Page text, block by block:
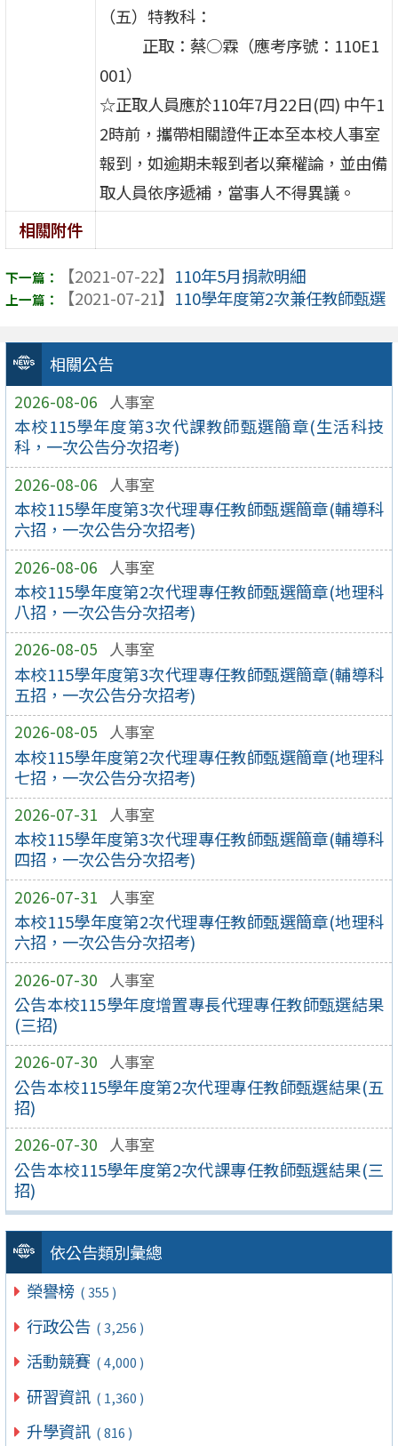
相關公告
2026-08-06 人事室
本校115學年度第3次代課教師甄選簡章(生活科技
科，一次公告分次招考)
2026-08-06 人事室
本校115學年度第3次代理專任教師甄選簡章(輔導科
六招，一次公告分次招考)
2026-08-06 人事室
本校115學年度第2次代理專任教師甄選簡章(地理科
八招，一次公告分次招考)
2026-08-05 人事室
本校115學年度第3次代理專任教師甄選簡章(輔導科
五招，一次公告分次招考)
2026-08-05 人事室
本校115學年度第2次代理專任教師甄選簡章(地理科
七招，一次公告分次招考)
2026-07-31 人事室
本校115學年度第3次代理專任教師甄選簡章(輔導科
四招，一次公告分次招考)
2026-07-31 人事室
本校115學年度第2次代理專任教師甄選簡章(地理科
六招，一次公告分次招考)
2026-07-30 人事室
公告本校115學年度增置專長代理專任教師甄選結果
(三招)
2026-07-30 人事室
公告本校115學年度第2次代理專任教師甄選結果(五
招)
2026-07-30 人事室
公告本校115學年度第2次代課專任教師甄選結果(三
招)
依公告類別彙總
榮譽榜 ( 355 )
行政公告 ( 3,256 )
活動競賽 ( 4,000 )
研習資訊 ( 1,360 )
升學資訊 ( 816 )
（五）特教科：
正取：蔡○霖（應考序號：110E1
001）
☆正取人員應於110年7月22日(四) 中午1
2時前，攜帶相關證件正本至本校人事室
報到，如逾期未報到者以棄權論，並由備
取人員依序遞補，當事人不得異議。
相關附件
【2021-07-22】 110年5月捐款明細
【2021-07-21】 110學年度第2次兼任教師甄選